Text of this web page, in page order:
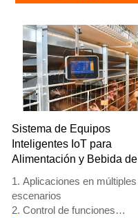
: +8618830120193
Sistema de Equipos
Inteligentes IoT para
Alimentación y Bebida de
1. Aplicaciones en múltiples
escenarios
2. Control de funciones